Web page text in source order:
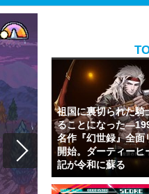
祖国に裏切られた騎
ることになった
名作『幻世録』全面
開始。ダーティー
記が令和に蘇る